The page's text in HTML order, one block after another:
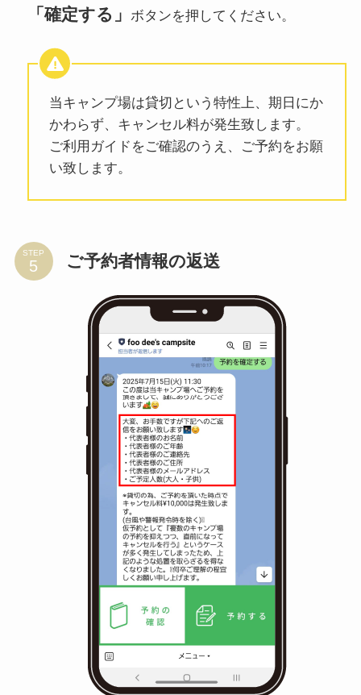
「確定する」 ボタンを押してください。
当キャンプ場は貸切という特性上、期日にか
かわらず、キャンセル料が発生致します。
ご利用ガイドをご確認のうえ、ご予約をお願
い致します。
STEP ご予約者情報の返送